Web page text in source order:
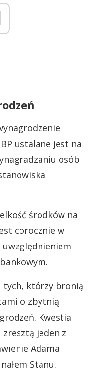
ustalane jest na
osób
środków na
corocznie w
uwzględnieniem
tych, którzy bronią
o zbytnią
Kwestia
jeden z
Adama
Stanu.